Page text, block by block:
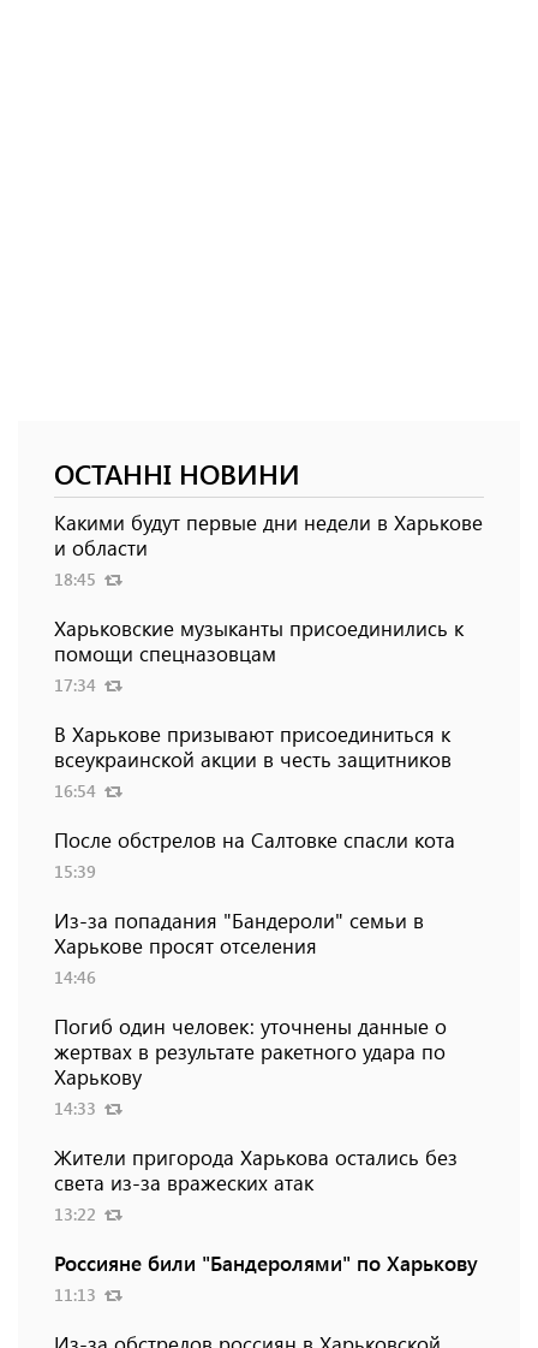
ОСТАННІ НОВИНИ
Какими будут первые дни недели в Харькове
и области
18:45
Харьковские музыканты присоединились к
помощи спецназовцам
17:34
В Харькове призывают присоединиться к
всеукраинской акции в честь защитников
16:54
После обстрелов на Салтовке спасли кота
15:39
Из-за попадания "Бандероли" семьи в
Харькове просят отселения
14:46
Погиб один человек: уточнены данные о
жертвах в результате ракетного удара по
Харькову
14:33
Жители пригорода Харькова остались без
света из-за вражеских атак
13:22
Россияне били "Бандеролями" по Харькову
11:13